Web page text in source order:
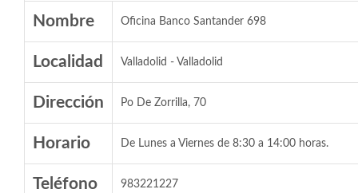
Nombre Oficina Banco Santander 698
Localidad Valladolid - Valladolid
Dirección Po De Zorrilla, 70
Horario De Lunes a Viernes de 8:30 a 14:00 horas.
Teléfono 983221227